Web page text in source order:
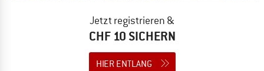
Jetzt registrieren &
CHF 10 SICHERN
HIER ENTLANG